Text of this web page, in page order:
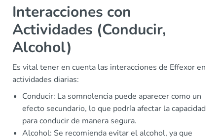
Interacciones con
Actividades (Conducir,
Alcohol)
Es vital tener en cuenta las interacciones de Effexor en
actividades diarias:
Conducir: La somnolencia puede aparecer como un
efecto secundario, lo que podría afectar la capacidad
para conducir de manera segura.
Alcohol: Se recomienda evitar el alcohol, ya que